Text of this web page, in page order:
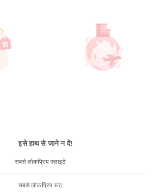
इसे हाथ से जाने न दें!
सबसे लोकप्रिय फ़्लाइटें
सबसे लोकप्रिय रूट